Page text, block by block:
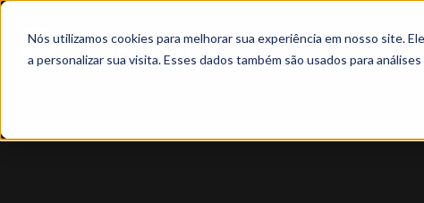
Nós utilizamos cookies para melhorar sua experiência em nosso site.
a personalizar sua visita. Esses dados também são usados para